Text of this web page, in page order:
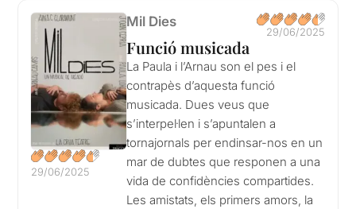
29/06/2025
Mil Dies
29/06/2025
Funció musicada
La Paula i l’Arnau son el pes i el
contrapès d’aquesta funció
musicada. Dues veus que
s’interpel·len i s’apuntalen a
tornajornals per endinsar-nos en un
mar de dubtes que responen a una
vida de confidències compartides.
Les amistats, els primers amors, la